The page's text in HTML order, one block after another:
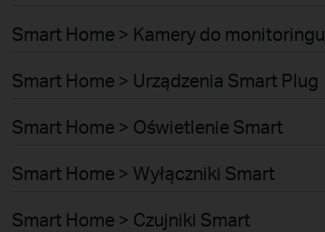
Smart Home > Kamery do monitoringu
Smart Home > Urządzenia Smart Plug
Smart Home > Oświetlenie Smart
Smart Home > Wyłączniki Smart
Smart Home > Czujniki Smart